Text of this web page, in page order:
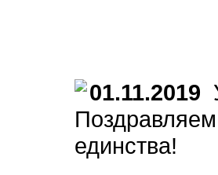
01.11.2019
единства!